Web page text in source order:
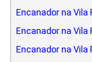
Encanador na Vila
Encanador na Vila
Encanador na Vila